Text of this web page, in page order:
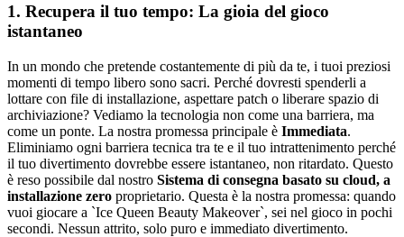
1. Recupera il tuo tempo: La gioia del gioco
istantaneo
In un mondo che pretende costantemente di più da te, i tuoi preziosi
momenti di tempo libero sono sacri. Perché dovresti spenderli a
lottare con file di installazione, aspettare patch o liberare spazio di
archiviazione? Vediamo la tecnologia non come una barriera, ma
come un ponte. La nostra promessa principale è Immediata.
Eliminiamo ogni barriera tecnica tra te e il tuo intrattenimento perché
il tuo divertimento dovrebbe essere istantaneo, non ritardato. Questo
è reso possibile dal nostro Sistema di consegna basato su cloud, a
installazione zero proprietario. Questa è la nostra promessa: quando
vuoi giocare a `Ice Queen Beauty Makeover`, sei nel gioco in pochi
secondi. Nessun attrito, solo puro e immediato divertimento.